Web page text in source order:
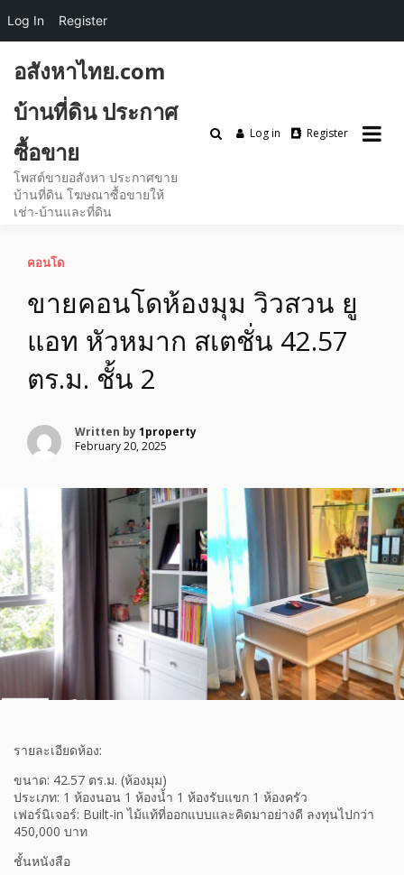
content
อสังหาไทย.com
บ้านที่ดิน ประกาศ
ซื้อขาย
โพสต์ขายอสังหา ประกาศขาย
บ้านที่ดิน โฆษณาซื้อขายให้
เช่า-บ้านและที่ดิน
Log in Register
คอนโด
ขายคอนโดห้องมุม วิวสวน ยู
แอท หัวหมาก สเตชั่น 42.57
ตร.ม. ชั้น 2
Written by1property
February 20, 2025
รายละเอียดห้อง:
ขนาด: 42.57 ตร.ม. (ห้องมุม)
ประเภท: 1 ห้องนอน 1 ห้องน้ำ 1 ห้องรับแขก 1 ห้องครัว
เฟอร์นิเจอร์: Built-in ไม้แท้ที่ออกแบบและคิดมาอย่างดี ลงทุนไปกว่า
450,000 บาท
ชั้นหนังสือ
Log In Register